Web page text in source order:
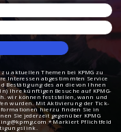
aktuellen Themen bei KPMG zu
Interessen abgestimmten Service
Bestätigung des an die von Ihnen
Ihre künftigen Besuche auf KPMG-
wir können feststellen, wann und
wurden. Mit Aktivierung der Tick-
hierzu finden Sie in
Sie jederzeit gegenüber KPMG
* Markiert Pflichtfeld